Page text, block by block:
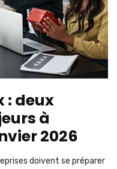
: deux
à
2026
doivent se préparer